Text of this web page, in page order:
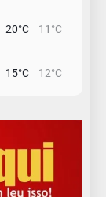
20°C 11°C
15°C 12°C
14°C 10°C